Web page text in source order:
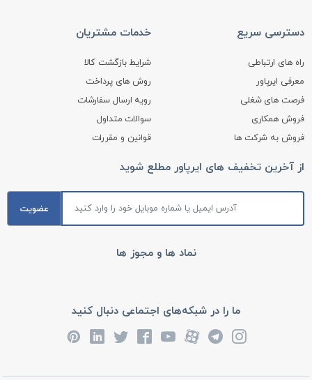
دسترسی سریع
راه های ارتباطی
معرفی ایرپاور
فرصت های شغلی
فروش همکاری
فروش به شرکت ها
خدمات مشتریان
شرایط بازگشت کالا
روش های پرداخت
رویه ارسال سفارشات
سوالات متداول
قوانین و مقررات
از آخرین تخفیف های ایرپاور مطلع شوید
عضویت
نماد ها و مجوز ها
ما را در شبکه‌های اجتماعی دنبال کنید